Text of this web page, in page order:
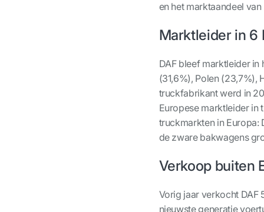
en het marktaandeel
Marktleider in 6
DAF bleef marktleider in
(31,6%), Polen (23,7%),
truckfabrikant werd in
Europese marktleider in
truckmarkten in Europa:
de zware bakwagens
Verkoop buiten
Vorig jaar verkocht DAF
nieuwste generatie